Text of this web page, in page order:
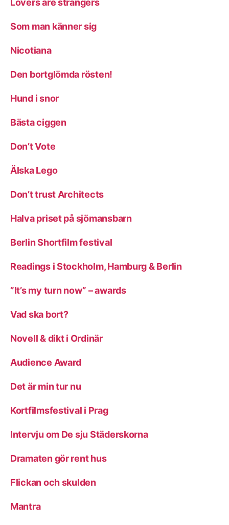
Lovers are strangers
Som man känner sig
Nicotiana
Den bortglömda rösten!
Hund i snor
Bästa ciggen
Don’t Vote
Älska Lego
Don’t trust Architects
Halva priset på sjömansbarn
Berlin Shortfilm festival
Readings i Stockholm, Hamburg & Berlin
”It’s my turn now” – awards
Vad ska bort?
Novell & dikt i Ordinär
Audience Award
Det är min tur nu
Kortfilmsfestival i Prag
Intervju om De sju Städerskorna
Dramaten gör rent hus
Flickan och skulden
Mantra